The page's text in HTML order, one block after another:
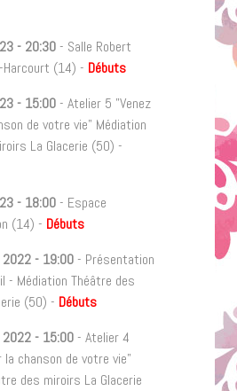
- 20:30 - Salle Robert
Harcourt (14) - Débuts
- 15:00 - Atelier 5 "Venez
de votre vie" Médiation
La Glacerie (50) -
- 18:00 - Espace
(14) - Débuts
2022 - 19:00 - Présentation
- Médiation Théâtre des
(50) - Débuts
2022 - 15:00 - Atelier 4
la chanson de votre vie"
des miroirs La Glacerie